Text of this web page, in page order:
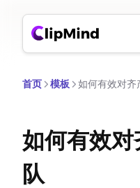
首页 模板 如何有效对齐
如何有效对
队